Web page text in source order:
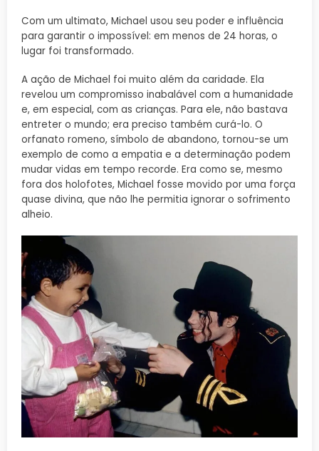
Com um ultimato, Michael usou seu poder e influência
para garantir o impossível: em menos de 24 horas, o
lugar foi transformado.
A ação de Michael foi muito além da caridade. Ela
revelou um compromisso inabalável com a humanidade
e, em especial, com as crianças. Para ele, não bastava
entreter o mundo; era preciso também curá-lo. O
orfanato romeno, símbolo de abandono, tornou-se um
exemplo de como a empatia e a determinação podem
mudar vidas em tempo recorde. Era como se, mesmo
fora dos holofotes, Michael fosse movido por uma força
quase divina, que não lhe permitia ignorar o sofrimento
alheio.